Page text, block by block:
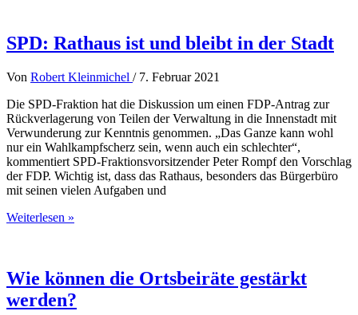
SPD: Rathaus ist und bleibt in der Stadt
Von Robert Kleinmichel / 7. Februar 2021
Die SPD-Fraktion hat die Diskussion um einen FDP-Antrag zur
Rückverlagerung von Teilen der Verwaltung in die Innenstadt mit
Verwunderung zur Kenntnis genommen. „Das Ganze kann wohl
nur ein Wahlkampfscherz sein, wenn auch ein schlechter“,
kommentiert SPD-Fraktionsvorsitzender Peter Rompf den Vorschlag
der FDP. Wichtig ist, dass das Rathaus, besonders das Bürgerbüro
mit seinen vielen Aufgaben und
SPD:
bleibt
in
der
Weiterlesen »
Wie können die Ortsbeiräte gestärkt
werden?